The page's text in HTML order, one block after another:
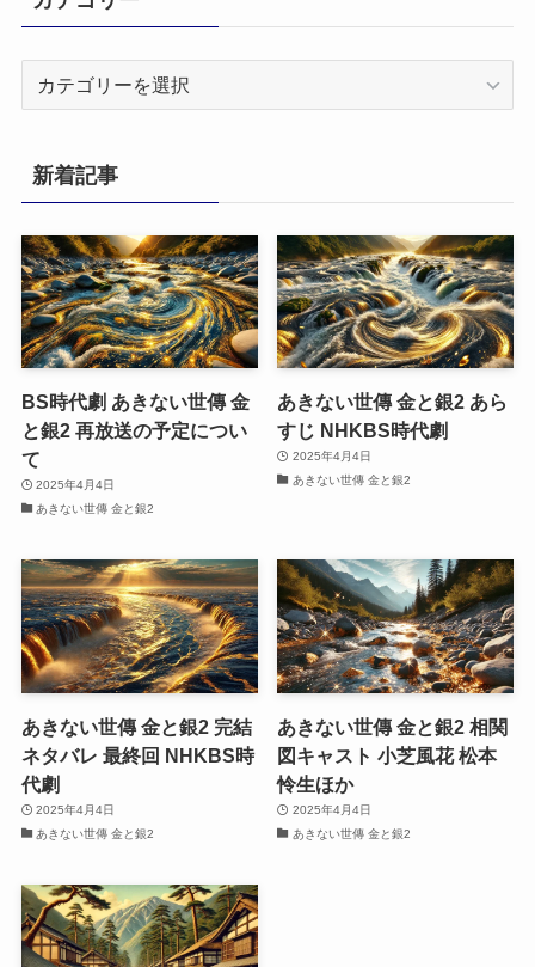
リ
ー
新着記事
BS時代劇 あきない世傳 金
と銀2 再放送の予定につい
て
2025年4月4日
あきない世傳 金と銀2
あきない世傳 金と銀2 あら
すじ NHKBS時代劇
2025年4月4日
あきない世傳 金と銀2
あきない世傳 金と銀2 完結
ネタバレ 最終回 NHKBS時
代劇
2025年4月4日
あきない世傳 金と銀2
あきない世傳 金と銀2 相関
図キャスト 小芝風花 松本
怜生ほか
2025年4月4日
あきない世傳 金と銀2